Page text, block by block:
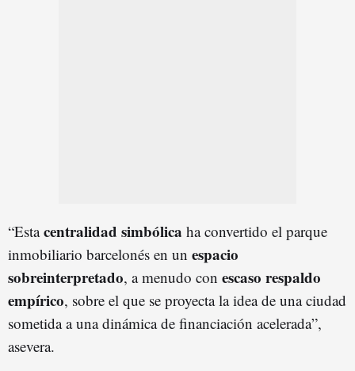
“Estacentralidad simbólica ha convertido el parque
inmobiliario barcelonés en un espacio
sobreinterpretado, a menudo con escaso respaldo
empírico, sobre el que se proyecta la idea de una ciudad
sometida a una dinámica de financiación acelerada”,
asevera.